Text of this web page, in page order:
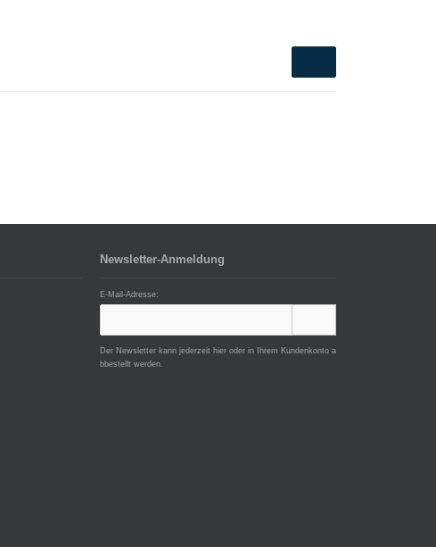
Newsletter-Anmeldung
E-Mail-Adresse:
Der Newsletter kann jederzeit hier oder in Ihrem Kundenkonto a
bbestellt werden.